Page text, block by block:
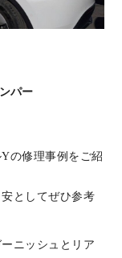
パー
の修理事例をご紹
としてぜひ参考
ニッシュとリア